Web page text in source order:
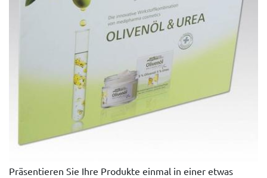
Präsentieren Sie Ihre Produkte einmal in einer etwas